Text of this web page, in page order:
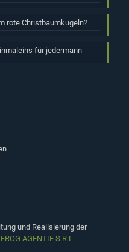
rote Christbaumkugeln?
für jedermann
und Realisierung der
AGENTIE S.R.L.